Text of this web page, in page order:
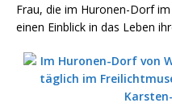
Frau, die im Huronen-Dorf
einen Einblick in das Leben